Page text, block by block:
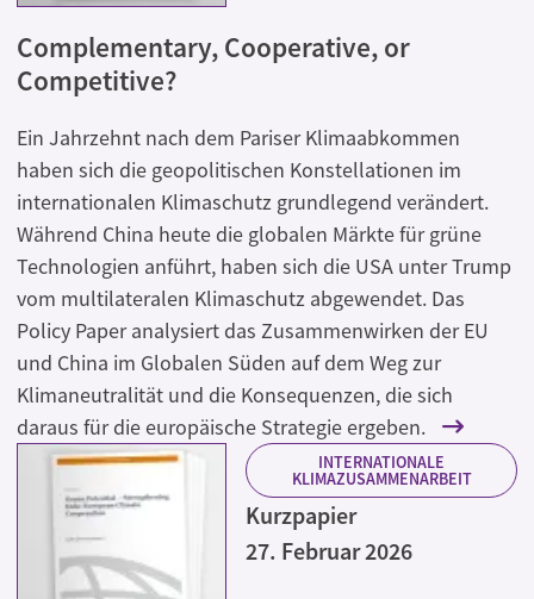
Complementary, Cooperative, or
Competitive?
Ein Jahrzehnt nach dem Pariser Klimaabkommen
haben sich die geopolitischen Konstellationen im
internationalen Klimaschutz grundlegend verändert.
Während China heute die globalen Märkte für grüne
Technologien anführt, haben sich die USA unter Trump
vom multilateralen Klimaschutz abgewendet. Das
Policy Paper analysiert das Zusammenwirken der EU
und China im Globalen Süden auf dem Weg zur
Klimaneutralität und die Konsequenzen, die sich
daraus für die europäische Strategie ergeben.
INTERNATIONALE
KLIMAZUSAMMENARBEIT
Kurzpapier
27. Februar 2026